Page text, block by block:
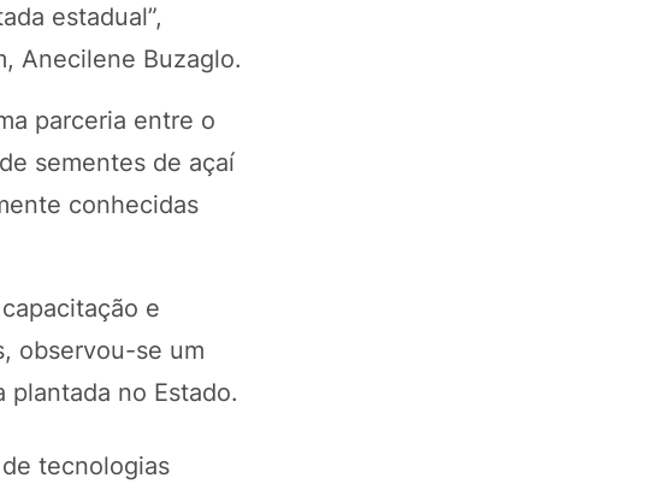
estadual”,
Anecilene Buzaglo.
parceria entre o
sementes de açaí
conhecidas
e
observou-se um
plantada no Estado.
tecnologias